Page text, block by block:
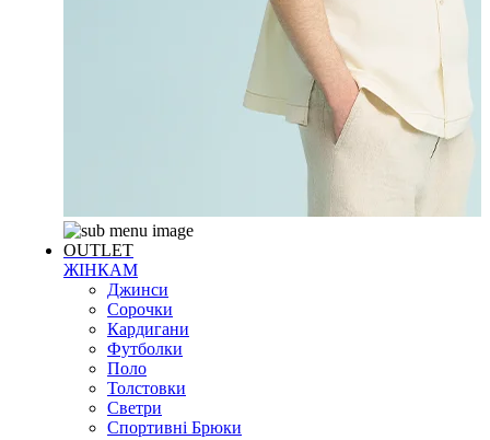
OUTLET
ЖІНКАМ
Джинси
Сорочки
Кардигани
Футболки
Поло
Толстовки
Светри
Спортивні Брюки